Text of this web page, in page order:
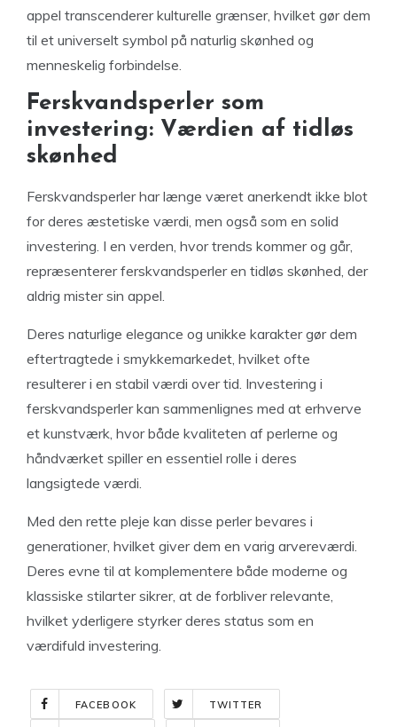
appel transcenderer kulturelle grænser, hvilket gør dem
til et universelt symbol på naturlig skønhed og
menneskelig forbindelse.
Ferskvandsperler som
investering: Værdien af tidløs
skønhed
Ferskvandsperler har længe været anerkendt ikke blot
for deres æstetiske værdi, men også som en solid
investering. I en verden, hvor trends kommer og går,
repræsenterer ferskvandsperler en tidløs skønhed, der
aldrig mister sin appel.
Deres naturlige elegance og unikke karakter gør dem
eftertragtede i smykkemarkedet, hvilket ofte
resulterer i en stabil værdi over tid. Investering i
ferskvandsperler kan sammenlignes med at erhverve
et kunstværk, hvor både kvaliteten af perlerne og
håndværket spiller en essentiel rolle i deres
langsigtede værdi.
Med den rette pleje kan disse perler bevares i
generationer, hvilket giver dem en varig arvereværdi.
Deres evne til at komplementere både moderne og
klassiske stilarter sikrer, at de forbliver relevante,
hvilket yderligere styrker deres status som en
værdifuld investering.
FACEBOOK TWITTER